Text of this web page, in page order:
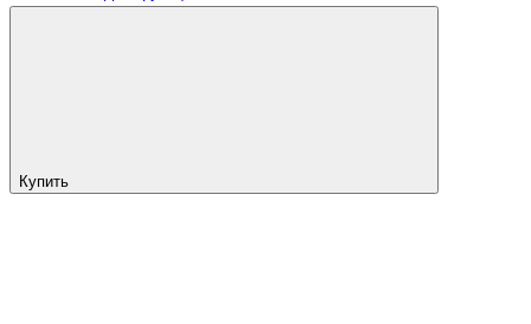
Купить